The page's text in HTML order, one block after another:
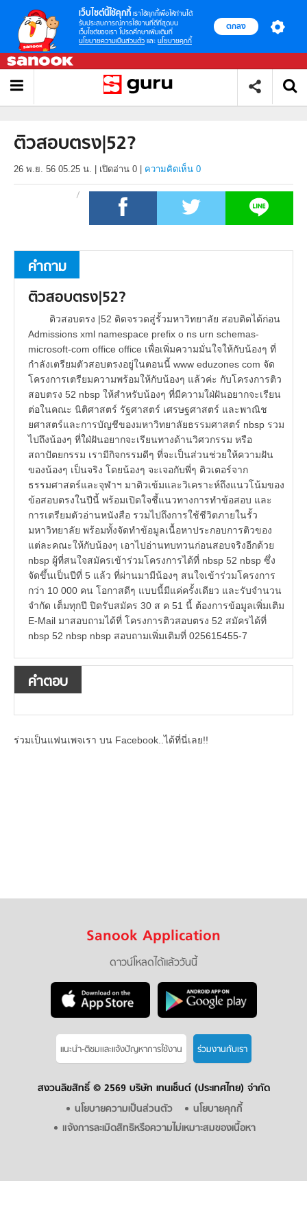
เว็บไซต์นี้ใช้คุกกี้ เราใช้คุกกี้เพื่อให้ท่านได้
รับประสบการณ์การใช้งานที่ดีที่สุดบน
เว็บไซต์ของเรา โปรดศึกษาเพิ่มเติมที่
นโยบายความเป็นส่วนตัว และ นโยบายคุกกี้
ตกลง
ติวสอบตรง|52?
26 พ.ย. 56 05.25 น. เปิดอ่าน 0 ความคิดเห็น 0
คำถาม
ติวสอบตรง|52?
ติวสอบตรง |52 ติดจรวดสู่รั้วมหาวิทยาลัย สอบติดได้ก่อน
Admissions xml namespace prefix o ns urn schemas-
microsoft-com office office เพื่อเพิ่มความมั่นใจให้กับน้องๆ ที่
กำลังเตรียมตัวสอบตรงอยู่ในตอนนี้ www eduzones com จัด
โครงการเตรียมความพร้อมให้กับน้องๆ แล้วค่ะ กับโครงการติว
สอบตรง 52 nbsp ให้สำหรับน้องๆ ที่มีความใฝ่ฝันอยากจะเรียน
ต่อในคณะ นิติศาสตร์ รัฐศาสตร์ เศรษฐศาสตร์ และพาณิช
ยศาสตร์และการบัญชีของมหาวิทยาลัยธรรมศาสตร์ nbsp รวม
ไปถึงน้องๆ ที่ใฝ่ฝันอยากจะเรียนทางด้านวิศวกรรม หรือ
สถาปัตยกรรม เรามีกิจกรรมดีๆ ที่จะเป็นส่วนช่วยให้ความฝัน
ของน้องๆ เป็นจริง โดยน้องๆ จะเจอกับพี่ๆ ติวเตอร์จาก
ธรรมศาสตร์และจุฬาฯ มาติวเข้มและวิเคราะห์ถึงแนวโน้มของ
ข้อสอบตรงในปีนี้ พร้อมเปิดใจชี้แนวทางการทำข้อสอบ และ
การเตรียมตัวอ่านหนังสือ รวมไปถึงการใช้ชีวิตภายในรั้ว
มหาวิทยาลัย พร้อมทั้งจัดทำข้อมูลเนื้อหาประกอบการติวของ
แต่ละคณะให้กับน้องๆ เอาไปอ่านทบทวนก่อนสอบจริงอีกด้วย
nbsp ผู้ที่สนใจสมัครเข้าร่วมโครงการได้ที่ nbsp 52 nbsp ซึ่ง
จัดขึ้นเป็นปีที่ 5 แล้ว ที่ผ่านมามีน้องๆ สนใจเข้าร่วมโครงการ
กว่า 10 000 คน โอกาสดีๆ แบบนี้มีแค่ครั้งเดียว และรับจำนวน
จำกัด เต็มทุกปี ปิดรับสมัคร 30 ส ค 51 นี้ ต้องการข้อมูลเพิ่มเติม
E-Mail มาสอบถามได้ที่ โครงการติวสอบตรง 52 สมัครได้ที่
nbsp 52 nbsp nbsp สอบถามเพิ่มเติมที่ 025615455-7
คำตอบ
ร่วมเป็นแฟนเพจเรา บน Facebook..ได้ที่นี่เลย!!
Sanook Application
ดาวน์โหลดได้แล้ววันนี้
แนะนำ-ติชมเเละแจ้งปัญหาการใช้งาน ร่วมงานกับเรา
สงวนลิขสิทธิ์ © 2569 บริษัท เทนเซ็นต์ (ประเทศไทย) จำกัด
นโยบายความเป็นส่วนตัว
นโยบายคุกกี้
แจ้งการละเมิดสิทธิหรือความไม่เหมาะสมของเนื้อหา